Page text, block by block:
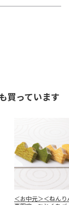
買っています
＜お中元＞＜ねんり